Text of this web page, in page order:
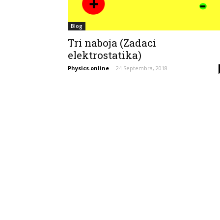
Blog
Tri naboja (Zadaci
elektrostatika)
Physics.online - 24 Septembra, 2018